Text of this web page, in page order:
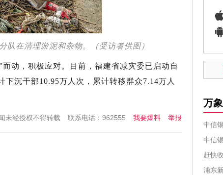
队在清理淤泥和杂物。（受访者供图）
，积极应对。目前，福建省减灾委已启动自
沉干部10.95万人次，累计转移群众7.14万人
举报
我要爆料
联系电话：962555
未经授权不得转载
万象